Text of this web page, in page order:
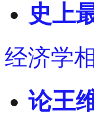
史上
经济学
论王